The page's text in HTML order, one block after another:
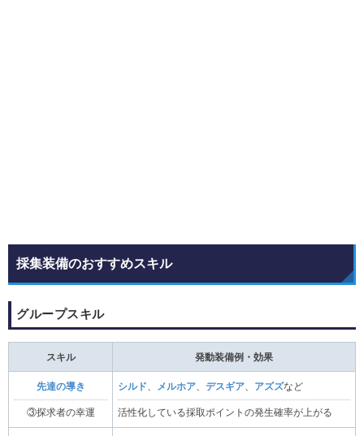
採集装備のおすすめスキル
グループスキル
スキル 発動装備例・効果
先達の導き
③探求者の幸運
シルド メルホア デスギア アズズなど
活性化している採取ポイントの発生確率が上がる